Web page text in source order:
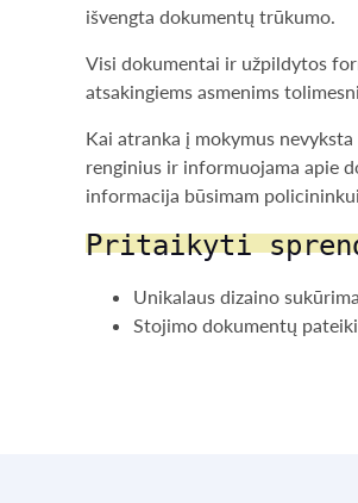
išvengta dokumentų trūkumo.
Visi dokumentai ir užpildytos
atsakingiems asmenims
Kai atranka į mokymus
renginius ir informuojama apie
informacija būsimam
Pritaikyti
Unikalaus dizaino
Stojimo dokumentų